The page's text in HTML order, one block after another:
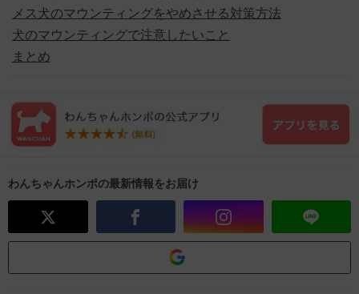
メス犬のマウンティングをやめさせる対策方法
犬のマウンティングで注意したいこと
まとめ
わんちゃんホンポの最新情報をお届け